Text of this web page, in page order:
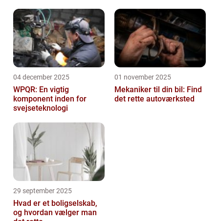
04 december 2025
WPQR: En vigtig
komponent inden for
svejseteknologi
01 november 2025
Mekaniker til din bil: Find
det rette autoværksted
29 september 2025
Hvad er et boligselskab,
og hvordan vælger man